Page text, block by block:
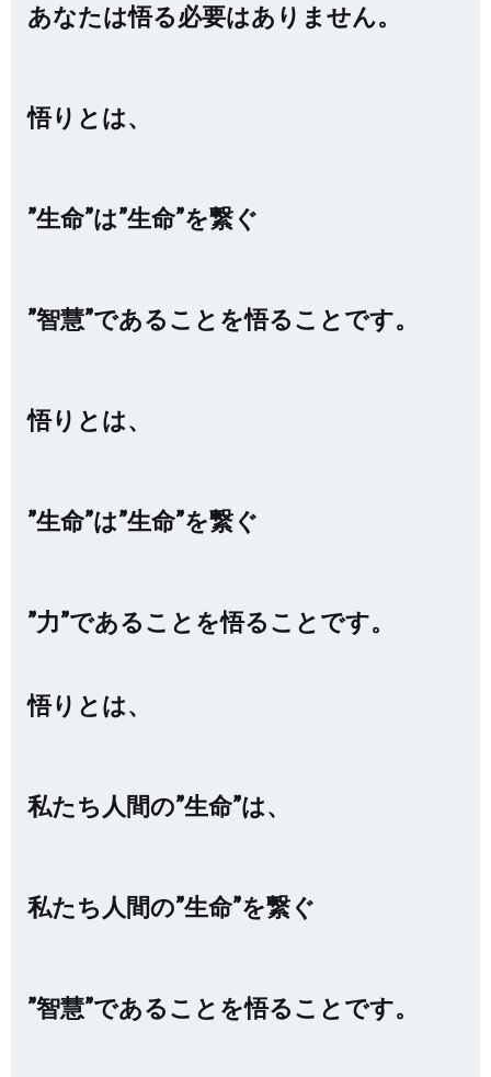
あなたは悟る必要はありません。
悟りとは、
”生命”は”生命”を繋ぐ
”智慧”であることを悟ることです。
悟りとは、
”生命”は”生命”を繋ぐ
”力”であることを悟ることです。
悟りとは、
私たち人間の”生命”は、
私たち人間の”生命”を繋ぐ
”智慧”であることを悟ることです。